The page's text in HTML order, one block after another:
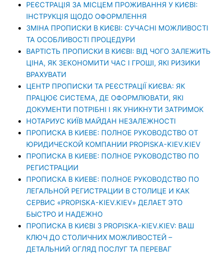
РЕЄСТРАЦІЯ ЗА МІСЦЕМ ПРОЖИВАННЯ У КИЄВІ:
ІНСТРУКЦІЯ ЩОДО ОФОРМЛЕННЯ
ЗМІНА ПРОПИСКИ В КИЄВІ: СУЧАСНІ МОЖЛИВОСТІ
ТА ОСОБЛИВОСТІ ПРОЦЕДУРИ
ВАРТІСТЬ ПРОПИСКИ В КИЄВІ: ВІД ЧОГО ЗАЛЕЖИТЬ
ЦІНА, ЯК ЗЕКОНОМИТИ ЧАС І ГРОШІ, ЯКІ РИЗИКИ
ВРАХУВАТИ
ЦЕНТР ПРОПИСКИ ТА РЕЄСТРАЦІЇ КИЄВА: ЯК
ПРАЦЮЄ СИСТЕМА, ДЕ ОФОРМЛЮВАТИ, ЯКІ
ДОКУМЕНТИ ПОТРІБНІ І ЯК УНИКНУТИ ЗАТРИМОК
НОТАРИУС КИЇВ МАЙДАН НЕЗАЛЕЖНОСТІ
ПРОПИСКА В КИЕВЕ: ПОЛНОЕ РУКОВОДСТВО ОТ
ЮРИДИЧЕСКОЙ КОМПАНИИ PROPISKA-KIEV.KIEV
ПРОПИСКА В КИЕВЕ: ПОЛНОЕ РУКОВОДСТВО ПО
РЕГИСТРАЦИИ
ПРОПИСКА В КИЕВЕ: ПОЛНОЕ РУКОВОДСТВО ПО
ЛЕГАЛЬНОЙ РЕГИСТРАЦИИ В СТОЛИЦЕ И КАК
СЕРВИС «PROPISKA-KIEV.KIEV» ДЕЛАЕТ ЭТО
БЫСТРО И НАДЕЖНО
ПРОПИСКА В КИЄВІ З PROPISKA-KIEV.KIEV: ВАШ
КЛЮЧ ДО СТОЛИЧНИХ МОЖЛИВОСТЕЙ –
ДЕТАЛЬНИЙ ОГЛЯД ПОСЛУГ ТА ПЕРЕВАГ